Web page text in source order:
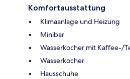
Komfortausstattung
Klimaanlage und Heizung
Minibar
Wasserkocher mit Kaffee-/
Wasserkocher
Hausschuhe